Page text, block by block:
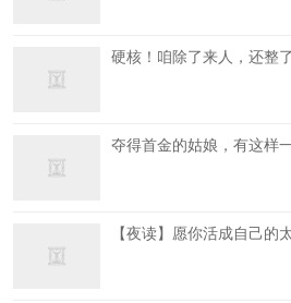
硬核！咱除了来人，还整
夺得首金的姑娘，有这
【夜读】愿你活成自己的